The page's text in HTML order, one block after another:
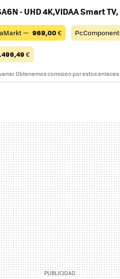
- UHD 4K,VIDAA Smart
— 969,00€
€
Obtenemos comisión por estos enlaces